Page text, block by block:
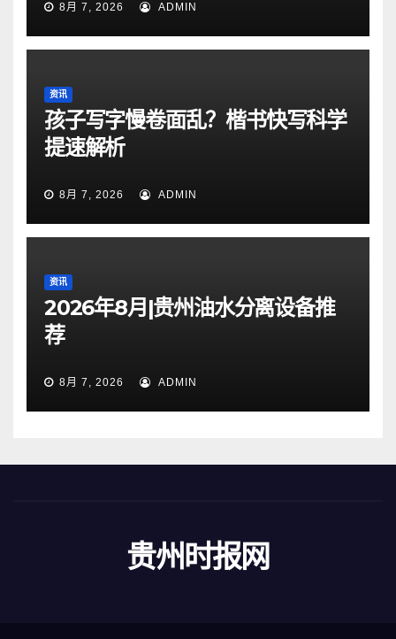
8月 7, 2026 ADMIN
资讯
孩子写字慢卷面乱？楷书快写科学
提速解析
8月 7, 2026 ADMIN
资讯
2026年8月|贵州油水分离设备推
荐
8月 7, 2026 ADMIN
贵州时报网